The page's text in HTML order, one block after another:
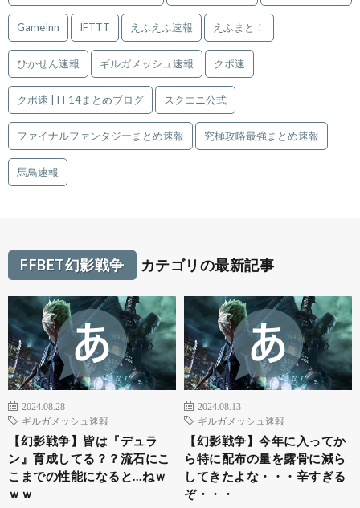
GameInn IFTTT えふえふ速報 えふまと！
ひかせん速報 ギルガメッシュ速報 クポ速
クポ速 | FF14まとめブログ スクエニ公式
ファイナルファンタジーまとめ速報 究極攻略最強まとめ速報
馬鳥速報
FFBET幻影戦争 カテゴリの最新記事
2024.08.28
ギルガメッシュ速報
【幻影戦争】皆は『デュラ
ン』育成してる？？流石にこ
こまでの性能になると…ねｗ
ｗｗ
2024.08.13
ギルガメッシュ速報
【幻影戦争】今年に入ってか
ら特に配布の量を露骨に減ら
してきたよな・・・辛すぎる
ぞ・・・